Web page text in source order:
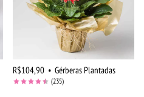
R$104,90 • Gérberas Plantadas
(235)